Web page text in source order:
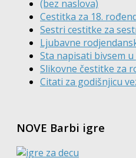
(bez naslova)
Cestitka za 18.
Sestri cestitke za
Ljubavne
Sta napisati bivsem
Slikovne čestitke za
Citati za godišnjicu
NOVE Barbi igre